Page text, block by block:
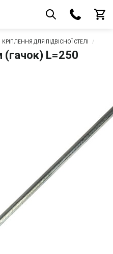
КРІПЛЕННЯ ДЛЯ ПІДВІСНОЇ СТЕЛІ
(гачок) L=250